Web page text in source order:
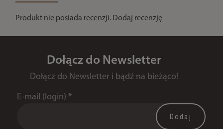
Produkt nie posiada recenzji. Dodaj recenzję
Dołącz do Newsletter
Dołącz do Newsletter i bądź na bieżąco!
E-mail (login) *